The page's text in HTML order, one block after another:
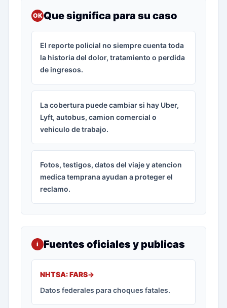
OKQue significa para su caso
El reporte policial no siempre cuenta toda
la historia del dolor, tratamiento o perdida
de ingresos.
La cobertura puede cambiar si hay Uber,
Lyft, autobus, camion comercial o
vehiculo de trabajo.
Fotos, testigos, datos del viaje y atencion
medica temprana ayudan a proteger el
reclamo.
i Fuentes oficiales y publicas
NHTSA: FARS->
Datos federales para choques fatales.